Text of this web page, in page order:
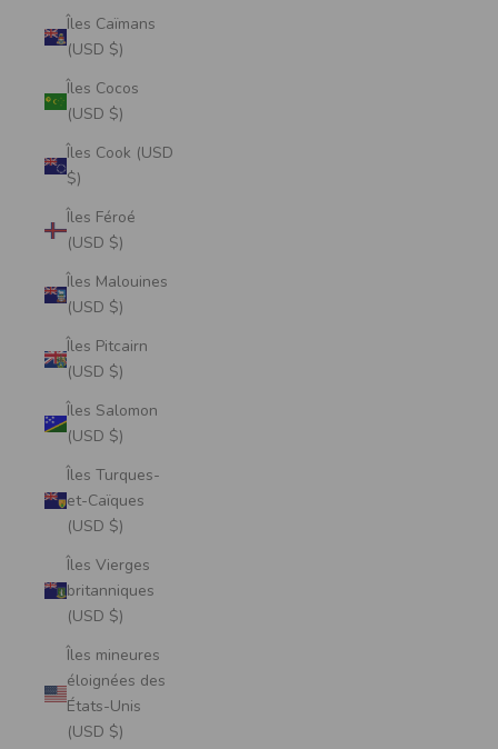
Îles Caïmans
(USD $)
Îles Cocos
(USD $)
Îles Cook (USD
$)
Îles Féroé
(USD $)
Îles Malouines
(USD $)
Îles Pitcairn
(USD $)
Îles Salomon
(USD $)
Îles Turques-
et-Caïques
(USD $)
Îles Vierges
britanniques
(USD $)
Îles mineures
éloignées des
États-Unis
(USD $)